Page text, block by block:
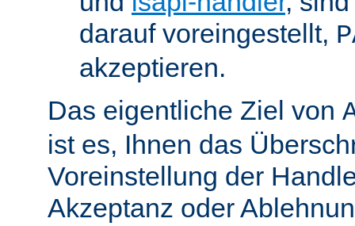
darauf voreingestellt,
akzeptieren.
Das eigentliche Ziel von
ist es, Ihnen das
Voreinstellung der
Akzeptanz oder